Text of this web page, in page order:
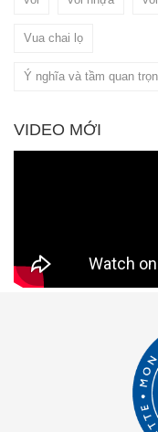
Vua chai lọ
Ý nghĩa và tầm quan
VIDEO MỚI